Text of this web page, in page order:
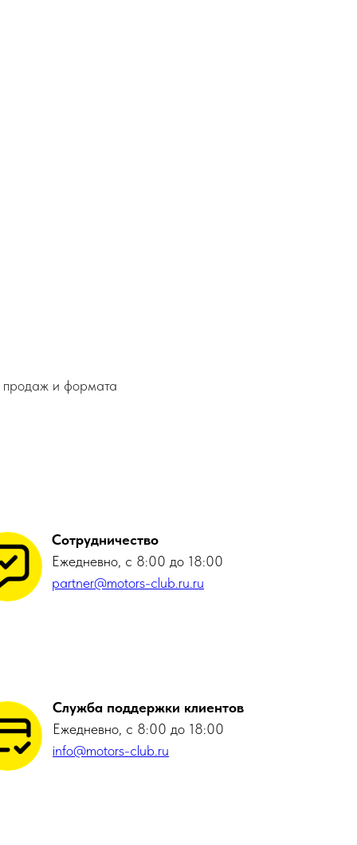
продаж и формата
Служба поддержки клиентов
Ежедневно, с 8:00 до 18:00
info@motors-club.ru
Сотрудничество
Ежедневно, с 8:00 до 18:00
partner@motors-club.ru.ru